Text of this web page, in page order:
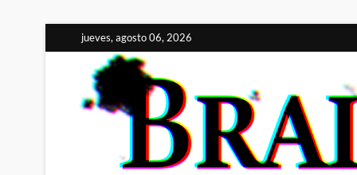
al
contenido
jueves, agosto 06, 2026